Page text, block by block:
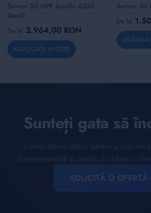
Server 2U HPE Apollo 4200
Gen9
De la 2.964,00 RON
ADĂUGAȚI IN COȘ
Server 2U
De la
Sunteți gata să
SOLICITĂ O OFERTĂ